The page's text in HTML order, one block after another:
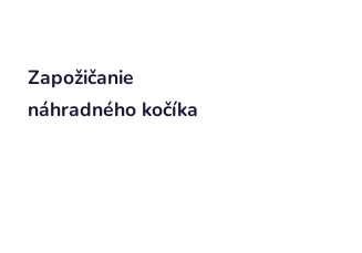
Zapožičanie
náhradného kočíka